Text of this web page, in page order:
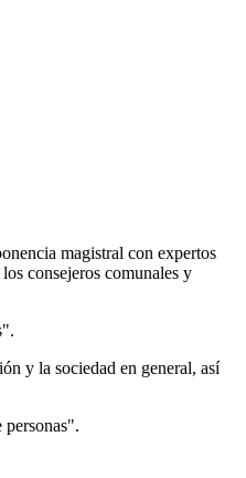
magistral con expertos
consejeros comunales y
y la sociedad en general, así
personas".